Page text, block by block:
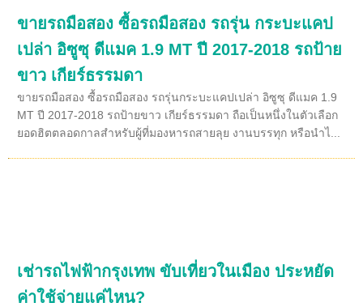
ขายรถมือสอง ซื้อรถมือสอง รถรุ่น กระบะแคป
เปล่า อิซูซุ ดีแมค 1.9 MT ปี 2017-2018 รถป้าย
ขาว เกียร์ธรรมดา
ขายรถมือสอง ซื้อรถมือสอง รถรุ่นกระบะแคปเปล่า อิซูซุ ดีแมค 1.9
MT ปี 2017-2018 รถป้ายขาว เกียร์ธรรมดา ถือเป็นหนึ่งในตัวเลือก
ยอดฮิตตลอดกาลสำหรับผู้ที่มองหารถสายลุย งานบรรทุก หรือนำไ...
เช่ารถไฟฟ้ากรุงเทพ ขับเที่ยวในเมือง ประหยัด
ค่าใช้จ่ายแค่ไหน?